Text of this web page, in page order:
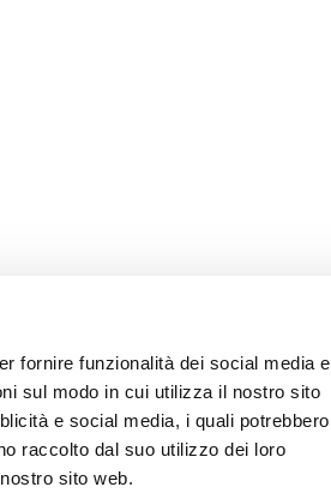
fornire funzionalità dei social media e
sul modo in cui utilizza il nostro sito
e social media, i quali potrebbero
raccolto dal suo utilizzo dei loro
sito web.